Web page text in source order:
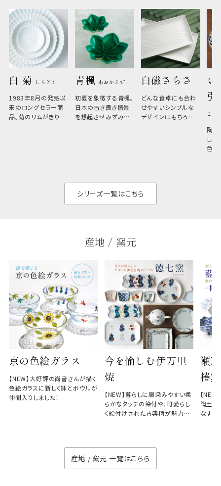
白 菊 しらぎく
1983年8月の発売以
来のロングセラー商
品。菊のリムがきりっ
青楓 あおかえで
初夏を象徴する青楓。
日本の古き良き情景
を想起させみずみず
白磁さらさ
どんな食卓にも合わ
せやすいシンプルな
デザインはもちろん、
い
こひ
陶器
しい
色の
シリーズ一覧はこちら
産地 / 窯元
京の色絵ガラス
【NEW】大好評の尚音さんが描く
色絵ガラスに新しく鉢とボウルが
仲間入りしました！
今を愉しむ伊万里
焼
【NEW】暮らしに馴染みやすい柔
らかなタッチの染付や、可愛らし
く絵付けされた古典柄が魅力の
瀬
椿窯
【
陶土と
なす、
産地 / 窯元 一覧はこちら